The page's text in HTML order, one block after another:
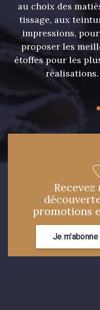
au choix des
tissage, aux
impressions,
proposer les
étoffes pour les
réalisations.
promotions
Je